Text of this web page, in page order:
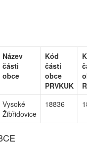
Název
části
obce
Kód
části
obce
PRVKUK
Vysoké
Žibřidovice
18836